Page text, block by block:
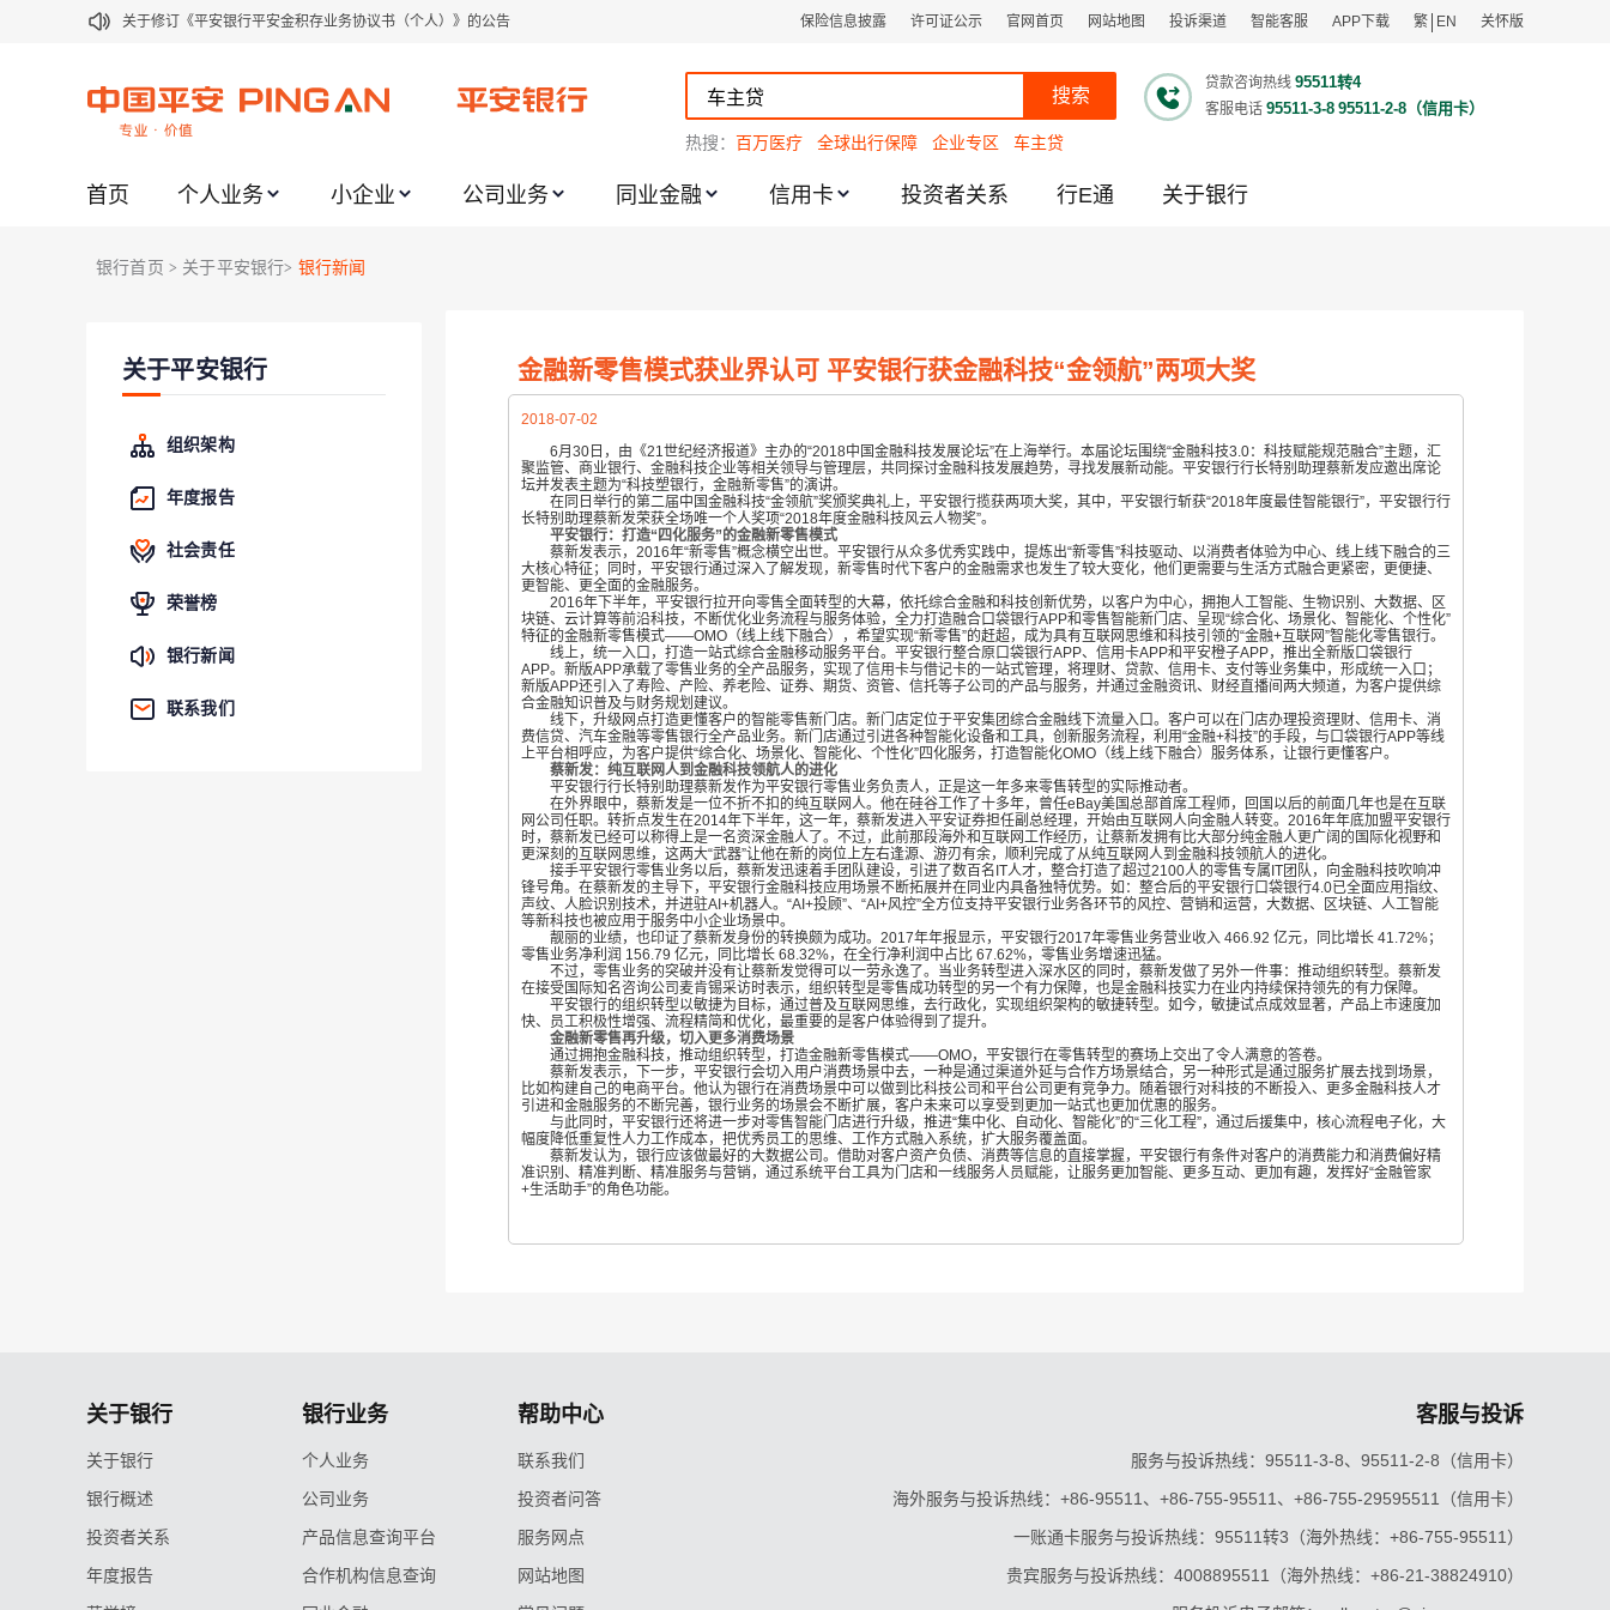
关于修订《平安银行平安金积存业务协议书（个人）》的公告
关于2021年劳动节期间代理贵金属业务风险提示的通知
关于加强代理贵金属业务风险防范的提示
关于进一步加强代理贵金属业务风险防范的提示
关于平安银行电子版信用卡更名为平安银行数字信用卡的公告
保险信息披露 许可证公示 官网首页 网站地图 投诉渠道 智能客服 APP下载 繁 EN 关怀版
搜索
贷款咨询热线 95511转4
客服电话 95511-3-8 95511-2-8（信用卡）
热搜： 百万医疗 全球出行保障 企业专区 车主贷
首页 个人业务 小企业 公司业务 同业金融 信用卡 投资者关系 行E通 关于银行
银行首页 > 关于平安银行> 银行新闻
关于平安银行
组织架构
年度报告
社会责任
荣誉榜
银行新闻
联系我们
金融新零售模式获业界认可 平安银行获金融科技“金领航”两项大奖
2018-07-02
6月 30日，由《21世纪经济报道》主办的“2018中国金融科技发展论坛”在上海举行。本届论坛围绕“金融科技3.0：科技赋能规范融合”主题，汇
聚监管、商业银行、金融科技企业等相关领导与管理层，共同探讨金融科技发展趋势，寻找发展新动能。平安银行行长特别助理蔡新发应邀出席论
坛并发表主题为“科技塑银行，金融新零售”的演讲。
在同日举行的第二届中国金融科技“金领航”奖颁奖典礼上，平安银行揽获两项大奖，其中，平安银行斩获“2018年度最佳智能银行”，平安银行行
长特别助理蔡新发荣获全场唯一个人奖项“2018年度金融科技风云人物奖”。
平安银行：打造“四化服务”的金融新零售模式
蔡新发表示， 2016年“新零售”概念横空出世。平安银行从众多优秀实践中，提炼出“新零售”科技驱动、以消费者体验为中心、线上线下融合的三
大核心特征；同时，平安银行通过深入了解发现，新零售时代下客户的金融需求也发生了较大变化，他们更需要与生活方式融合更紧密，更便捷、
更智能、更全面的金融服务。
2016年下半年，平安银行拉开向零售全面转型的大幕，依托综合金融和科技创新优势，以客户为中心，拥抱人工智能、生物识别、大数据、区
块链、云计算等前沿科技，不断优化业务流程与服务体验，全力打造融合口袋银行APP和零售智能新门店、呈现“综合化、场景化、智能化、个性化”
特征的金融新零售模式——OMO（线上线下融合），希望实现“新零售”的赶超，成为具有互联网思维和科技引领的“金融+互联网”智能化零售银行。
线上，统一入口，打造一站式综合金融移动服务平台。平安银行整合原口袋银行APP、信用卡APP和平安橙子APP，推出全新版口袋银行
APP。新版APP承载了零售业务的全产品服务，实现了信用卡与借记卡的一站式管理，将理财、贷款、信用卡、支付等业务集中，形成统一入口；
新版APP还引入了寿险、产险、养老险、证券、期货、资管、信托等子公司的产品与服务，并通过金融资讯、财经直播间两大频道，为客户提供综
合金融知识普及与财务规划建议。
线下，升级网点打造更懂客户的智能零售新门店。新门店定位于平安集团综合金融线下流量入口。客户可以在门店办理投资理财、信用卡、消
费信贷、汽车金融等零售银行全产品业务。新门店通过引进各种智能化设备和工具，创新服务流程，利用“金融+科技”的手段，与口袋银行APP等线
上平台相呼应，为客户提供“综合化、场景化、智能化、个性化”四化服务，打造智能化OMO（线上线下融合）服务体系，让银行更懂客户。
蔡新发：纯互联网人到金融科技领航人的进化
平安银行行长特别助理蔡新发作为平安银行零售业务负责人，正是这一年多来零售转型的实际推动者。
在外界眼中，蔡新发是一位不折不扣的纯互联网人。他在硅谷工作了十多年，曾任eBay美国总部首席工程师，回国以后的前面几年也是在互联
网公司任职。转折点发生在2014年下半年，这一年，蔡新发进入平安证券担任副总经理，开始由互联网人向金融人转变。2016年年底加盟平安银行
时，蔡新发已经可以称得上是一名资深金融人了。不过，此前那段海外和互联网工作经历，让蔡新发拥有比大部分纯金融人更广阔的国际化视野和
更深刻的互联网思维，这两大“武器”让他在新的岗位上左右逢源、游刃有余，顺利完成了从纯互联网人到金融科技领航人的进化。
接手平安银行零售业务以后，蔡新发迅速着手团队建设，引进了数百名 IT人才，整合打造了超过2100人的零售专属IT团队，向金融科技吹响冲
锋号角。在蔡新发的主导下，平安银行金融科技应用场景不断拓展并在同业内具备独特优势。如：整合后的平安银行口袋银行4.0已全面应用指纹、
声纹、人脸识别技术，并进驻AI+机器人。“AI+投顾”、“AI+风控”全方位支持平安银行业务各环节的风控、营销和运营，大数据、区块链、人工智能
等新科技也被应用于服务中小企业场景中。
靓丽的业绩，也印证了蔡新发身份的转换颇为成功。 2017年年报显示，平安银行2017年零售业务营业收入 466.92 亿元，同比增长 41.72%；
零售业务净利润 156.79 亿元，同比增长 68.32%，在全行净利润中占比 67.62%，零售业务增速迅猛。
不过，零售业务的突破并没有让蔡新发觉得可以一劳永逸了。当业务转型进入深水区的同时，蔡新发做了另外一件事：推动组织转型。蔡新发
在接受国际知名咨询公司麦肯锡采访时表示，组织转型是零售成功转型的另一个有力保障，也是金融科技实力在业内持续保持领先的有力保障。
平安银行的组织转型以敏捷为目标，通过普及互联网思维，去行政化，实现组织架构的敏捷转型。如今，敏捷试点成效显著，产品上市速度加
快、员工积极性增强、流程精简和优化，最重要的是客户体验得到了提升。
金融新零售再升级，切入更多消费场景
通过拥抱金融科技，推动组织转型，打造金融新零售模式——OMO，平安银行在零售转型的赛场上交出了令人满意的答卷。
蔡新发表示，下一步，平安银行会切入用户消费场景中去，一种是通过渠道外延与合作方场景结合，另一种形式是通过服务扩展去找到场景，
比如构建自己的电商平台。他认为银行在消费场景中可以做到比科技公司和平台公司更有竞争力。随着银行对科技的不断投入、更多金融科技人才
引进和金融服务的不断完善，银行业务的场景会不断扩展，客户未来可以享受到更加一站式也更加优惠的服务。
与此同时，平安银行还将进一步对零售智能门店进行升级，推进“集中化、自动化、智能化”的“三化工程”，通过后援集中，核心流程电子化，大
幅度降低重复性人力工作成本，把优秀员工的思维、工作方式融入系统，扩大服务覆盖面。
蔡新发认为，银行应该做最好的大数据公司。借助对客户资产负债、消费等信息的直接掌握，平安银行有条件对客户的消费能力和消费偏好精
准识别、精准判断、精准服务与营销，通过系统平台工具为门店和一线服务人员赋能，让服务更加智能、更多互动、更加有趣，发挥好“金融管家
+生活助手”的角色功能。
关于银行
关于银行
银行概述
投资者关系
年度报告
银行业务
个人业务
公司业务
产品信息查询平台
合作机构信息查询
帮助中心
联系我们
投资者问答
服务网点
网站地图
客服与投诉
服务与投诉热线：95511-3-8、95511-2-8（信用卡）
海外服务与投诉热线：+86-95511、+86-755-95511、+86-755-29595511（信用卡）
一账通卡服务与投诉热线：95511转3（海外热线：+86-755-95511）
贵宾服务与投诉热线：4008895511（海外热线：+86-21-38824910）